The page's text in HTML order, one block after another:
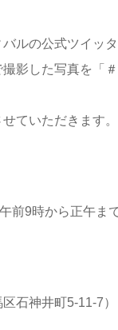
ルの公式ツイッ
影した写真を「
ていただきます。
前9時から正午ま
石神井町5-11-7）